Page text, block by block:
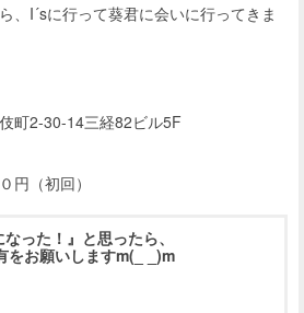
、I´sに行って葵君に会いに行ってきま
町2-30-14三経82ビル5F
円（初回）
なった！』と思ったら、
をお願いしますm(_ _)m